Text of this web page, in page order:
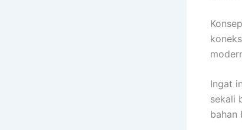
Konsep
Ingat
sekali
bahan